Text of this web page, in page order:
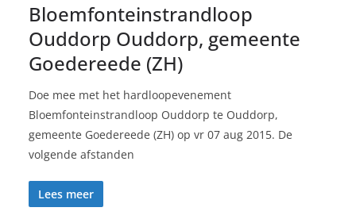
Bloemfonteinstrandloop
Ouddorp Ouddorp, gemeente
Goedereede (ZH)
Doe mee met het hardloopevenement
Bloemfonteinstrandloop Ouddorp te Ouddorp,
gemeente Goedereede (ZH) op vr 07 aug 2015. De
volgende afstanden
Lees meer